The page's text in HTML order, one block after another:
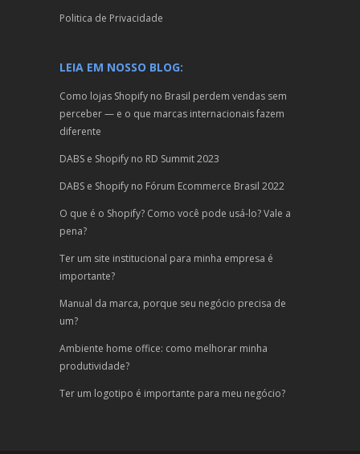
Politica de Privacidade
LEIA EM NOSSO BLOG:
Como lojas Shopify no Brasil perdem vendas sem
perceber — e o que marcas internacionais fazem
diferente
DABS e Shopify no RD Summit 2023
DABS e Shopify no Fórum Ecommerce Brasil 2022
O que é o Shopify? Como você pode usá-lo? Vale a
pena?
Ter um site institucional para minha empresa é
importante?
Manual da marca, porque seu negócio precisa de
um?
Ambiente home office: como melhorar minha
produtividade?
Ter um logotipo é importante para meu negócio?